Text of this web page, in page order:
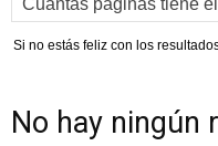
Si no estás feliz con los
No hay ningún